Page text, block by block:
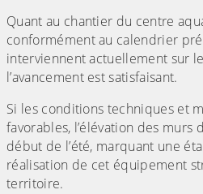
Quant au chantier du centre
conformément au calendrier
interviennent actuellement sur
l’avancement est satisfaisant.
Si les conditions techniques et
favorables, l’élévation des
début de l’été, marquant une
réalisation de cet équipement
territoire.